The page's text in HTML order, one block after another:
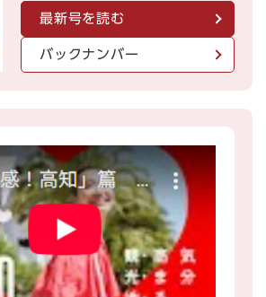
最新号を読む
バックナンバー